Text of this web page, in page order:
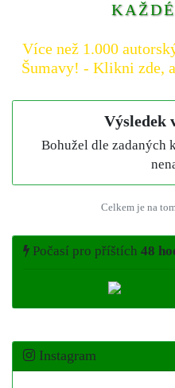
Více než 1.000
Šumavy! - Klikni zde,
Výsledek
Bohužel dle zadaných
Celkem je na
Počasí pro příštích 48
Instagram